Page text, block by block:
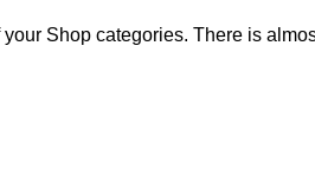
Shop categories. There is